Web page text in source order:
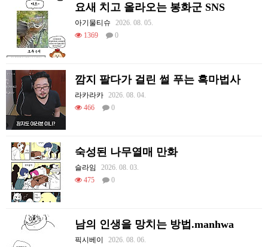
요새 치고 올라오는 봉화군 SNS
아기물티슈
2026. 08. 05.
1369
0
깜지 팔다가 걸린 썰 푸는 흑마법사
라카라카
2026. 08. 04.
466
0
숙성된 나무열매 만화
슬라임
2026. 08. 03.
475
0
남의 인생을 망치는 방법.manhwa
픽시베이
2026. 08. 06.